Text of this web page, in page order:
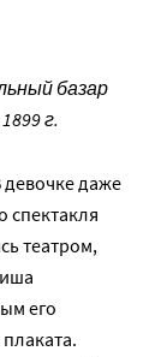
базар
г.
даже
спектакля
театром,
его